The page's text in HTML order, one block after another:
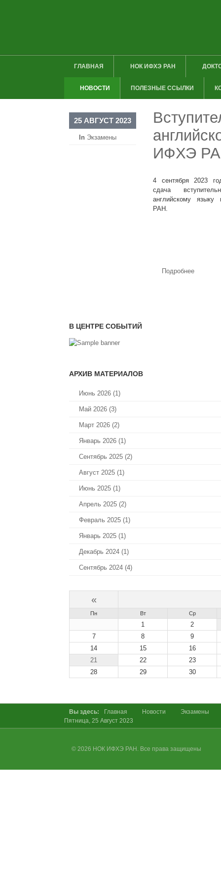
ГЛАВНАЯ НОК ИФХЭ РАН
НОВОСТИ ПОЛЕЗНЫЕ ССЫЛКИ
ИФХЭ
25 АВГУСТ 2023
In Экзамены
4 сентября 2023
сдача
английскому
РАН.
Подробнее
В ЦЕНТРЕ СОБЫТИЙ
АРХИВ МАТЕРИАЛОВ
Июнь 2026 (1)
Май 2026 (3)
Март 2026 (2)
Январь 2026 (1)
Сентябрь 2025 (2)
Август 2025 (1)
Июнь 2025 (1)
Апрель 2025 (2)
Февраль 2025 (1)
Январь 2025 (1)
Декабрь 2024 (1)
Сентябрь 2024 (4)
«
Пн Вт Ср
1
2
7
8
9
14
15
16
21
22
23
28
29 30
Вы здесь: Главная Новости
Экзамены
Пятница, 25 Август 2023
© 2026 НОК ИФХЭ РАН. Все права защищены